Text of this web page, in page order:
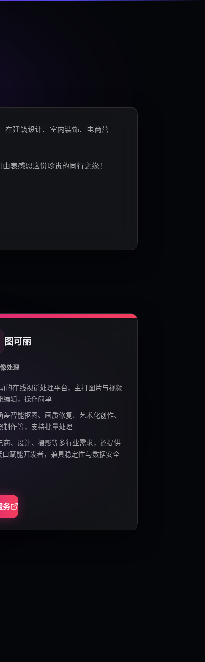
在建筑设计、室内装饰、电商营
衷感恩这份珍贵的同行之缘！
图可丽
处理
的在线视觉处理平台，主打图片与视频
编辑，操作简单
盖智能抠图、画质修复、艺术化创作、
制作等，支持批量处理
商、设计、摄影等多行业需求，还提供
口赋能开发者，兼具稳定性与数据安全
务